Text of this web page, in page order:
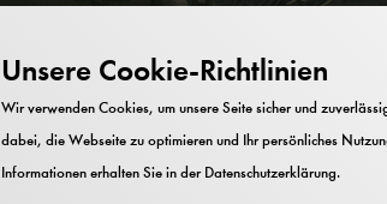
Unsere Cookie-Richtlinien
Wir verwenden Cookies, um unsere Seite sicher und
dabei, die Webseite zu optimieren und Ihr persönliches
Informationen erhalten Sie in derDatenschutzerklärung.